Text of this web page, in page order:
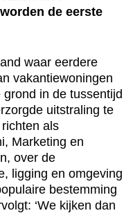
de eerste
waar eerdere
vakantiewoningen
in de tussentijd
uitstraling te
als
Marketing en
over de
ligging en omgeving
bestemming
‘We kijken dan